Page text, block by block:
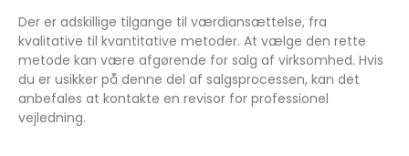
Der er adskillige tilgange til værdiansættelse, fra
kvalitative til kvantitative metoder. At vælge den rette
metode kan være afgørende for salg af virksomhed. Hvis
du er usikker på denne del af salgsprocessen, kan det
anbefales at kontakte en revisor for professionel
vejledning.